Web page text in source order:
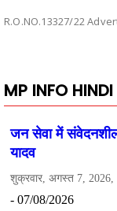
R.O.NO.13327/22
MP INFO HINDI